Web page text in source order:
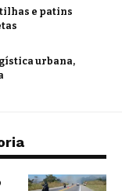
e patins
urbana,